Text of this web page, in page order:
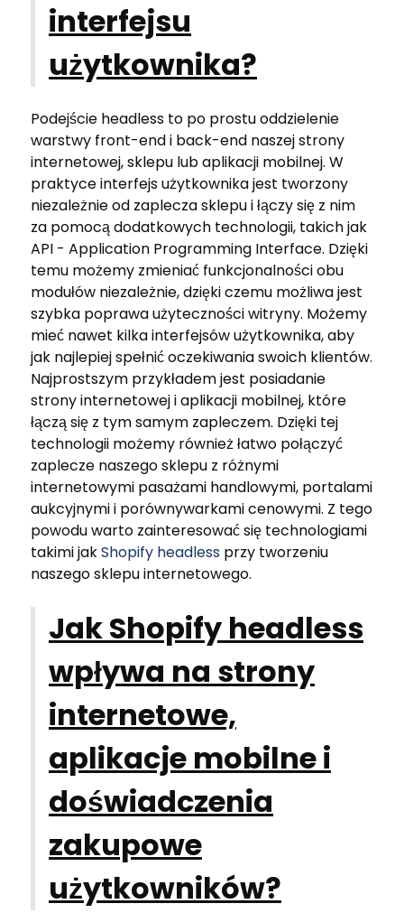
interfejsu
użytkownika?
Podejście headless to po prostu oddzielenie
warstwy front-end i back-end naszej strony
internetowej, sklepu lub aplikacji mobilnej. W
praktyce interfejs użytkownika jest tworzony
niezależnie od zaplecza sklepu i łączy się z nim
za pomocą dodatkowych technologii, takich jak
API - Application Programming Interface. Dzięki
temu możemy zmieniać funkcjonalności obu
modułów niezależnie, dzięki czemu możliwa jest
szybka poprawa użyteczności witryny. Możemy
mieć nawet kilka interfejsów użytkownika, aby
jak najlepiej spełnić oczekiwania swoich klientów.
Najprostszym przykładem jest posiadanie
strony internetowej i aplikacji mobilnej, które
łączą się z tym samym zapleczem. Dzięki tej
technologii możemy również łatwo połączyć
zaplecze naszego sklepu z różnymi
internetowymi pasażami handlowymi, portalami
aukcyjnymi i porównywarkami cenowymi. Z tego
powodu warto zainteresować się technologiami
takimi jakShopify headless przy tworzeniu
naszego sklepu internetowego.
Jak Shopify headless
wpływa na strony
internetowe,
aplikacje mobilne i
doświadczenia
zakupowe
użytkowników?